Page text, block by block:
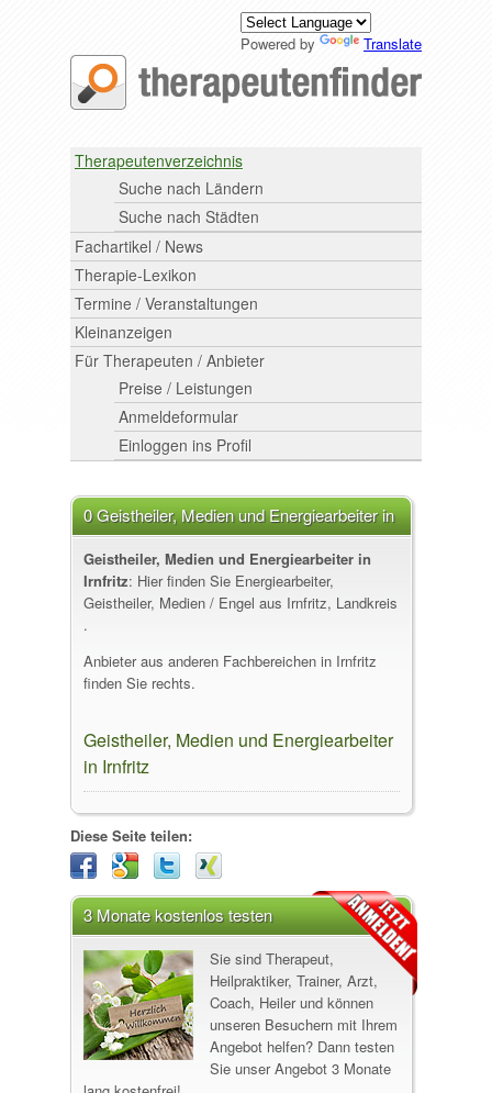
Powered by Translate
Therapeutenverzeichnis
Suche nach Ländern
Suche nach Städten
Fachartikel / News
Therapie-Lexikon
Termine / Veranstaltungen
Kleinanzeigen
Für Therapeuten / Anbieter
Preise / Leistungen
Anmeldeformular
Einloggen ins Profil
0 Geistheiler, Medien und Energiearbeiter in
Irnfritz
Geistheiler, Medien und Energiearbeiter in
Irnfritz: Hier finden Sie Energiearbeiter,
Geistheiler, Medien / Engel aus Irnfritz, Landkreis
.
Anbieter aus anderen Fachbereichen in Irnfritz
finden Sie rechts.
Geistheiler, Medien und Energiearbeiter
in Irnfritz
Diese Seite teilen:
3 Monate kostenlos testen
Sie sind Therapeut,
Heilpraktiker, Trainer, Arzt,
Coach, Heiler und können
unseren Besuchern mit Ihrem
Angebot helfen? Dann testen
Sie unser Angebot 3 Monate